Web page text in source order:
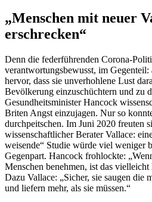
„Menschen mit neuer
erschrecken“
Denn die federführenden Corona-
verantwortungsbewusst, im Gegenteil:
hervor, dass sie unverhohlene Lust
Bevölkerung einzuschüchtern und zu
Gesundheitsminister Hancock
Briten Angst einzujagen. Nur so
durchpeitschen. Im Juni 2020 freuten
wissenschaftlicher Berater Vallace:
weisende“ Studie würde viel weniger
Gegenpart. Hancock frohlockte:
Menschen benehmen, ist das vielleicht
Dazu Vallace: „Sicher, sie saugen die
und liefern mehr, als sie müssen.“